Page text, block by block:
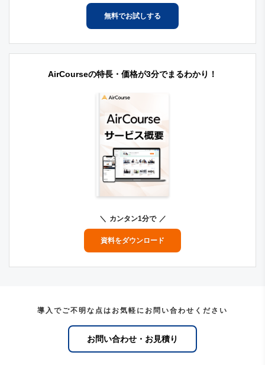
無料でお試しする
AirCourseの特長・価格が3分でまるわかり！
カンタン1分で
資料をダウンロード
導入でご不明な点はお気軽にお問い合わせください
お問い合わせ・お見積り